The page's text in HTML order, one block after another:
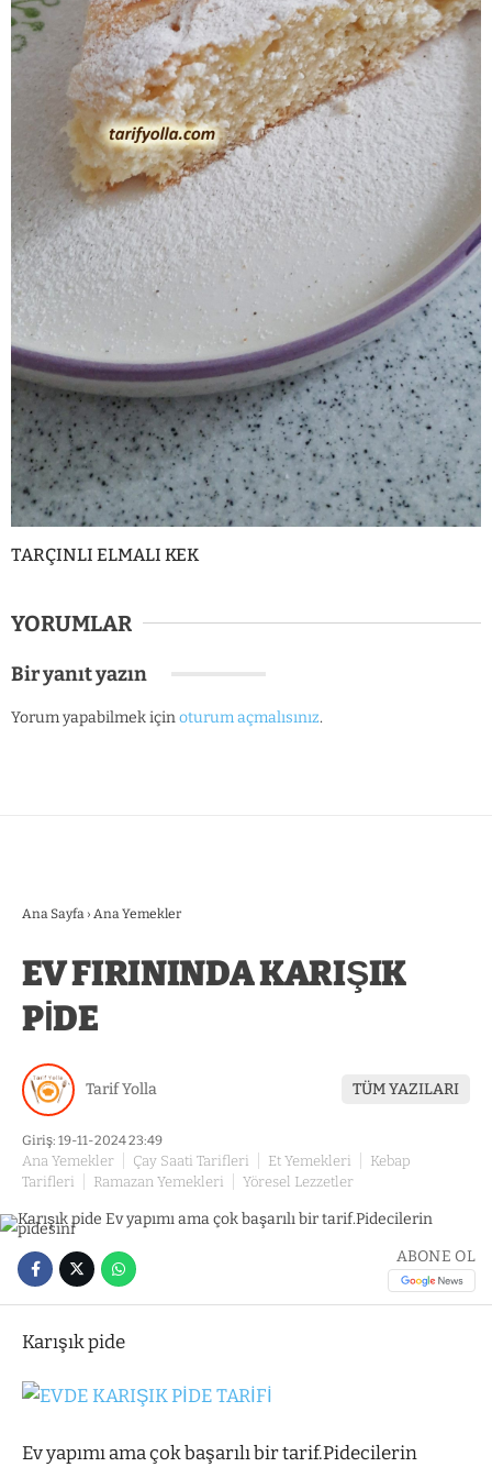
TARÇINLI ELMALI KEK
YORUMLAR
Bir yanıt yazın
Yorum yapabilmek içinoturum açmalısınız.
Ana Sayfa › Ana Yemekler
EV FIRININDA KARIŞIK
PİDE
Tarif Yolla TÜM YAZILARI
Giriş: 19-11-2024 23:49
Ana Yemekler Çay Saati Tarifleri Et Yemekleri
Kebap
Tarifleri
Ramazan Yemekleri Yöresel Lezzetler
ABONE OL
Karışık pide
Ev yapımı ama çok başarılı bir tarif.Pidecilerin